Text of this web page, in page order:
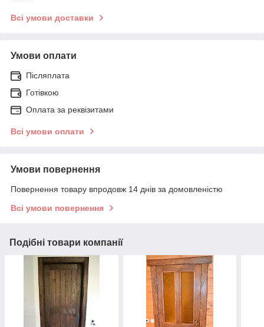
Всі умови доставки
Умови оплати
Післяплата
Готівкою
Оплата за реквізитами
Всі умови оплати
Умови повернення
Повернення товару впродовж 14 днів за домовленістю
Всі умови повернення
Подібні товари компанії